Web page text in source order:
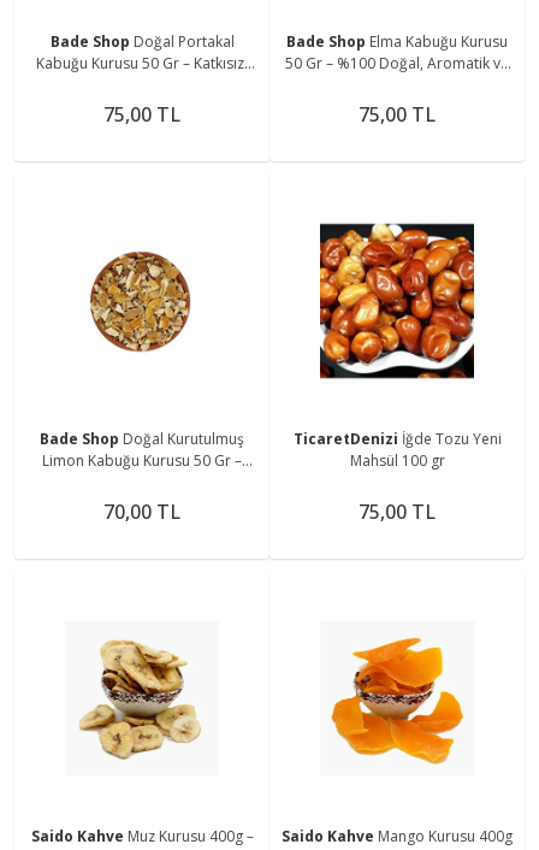
Bade Shop Doğal Portakal
Kabuğu Kurusu 50 Gr – Katkısız,
75,00 TL
Bade Shop Elma Kabuğu Kurusu
50 Gr – %100 Doğal, Aromatik ve
75,00 TL
Bade Shop Doğal Kurutulmuş
Limon Kabuğu Kurusu 50 Gr –
70,00 TL
TicaretDenizi İğde Tozu Yeni
Mahsül 100 gr
75,00 TL
Saido Kahve Muz Kurusu 400g –
Saido Kahve Mango Kurusu 400g